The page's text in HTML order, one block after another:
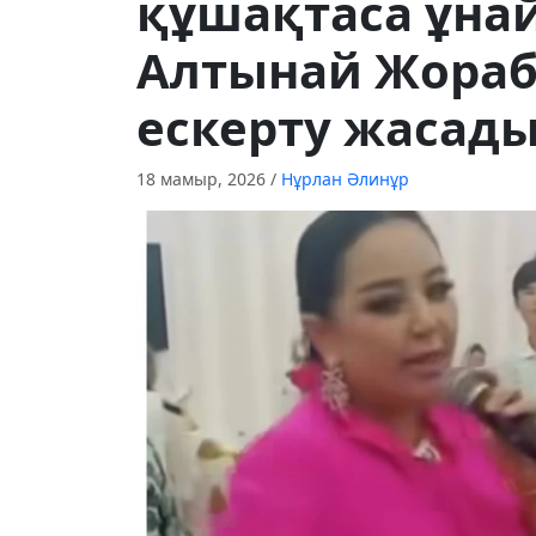
Алтынай
ескерту
18 мамыр, 2026 / Нұрлан Әлинұр